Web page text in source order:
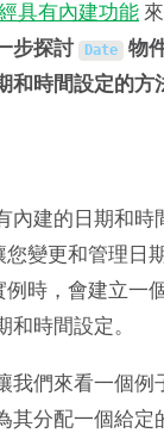
具有內建功能
步探討 Date 物
和時間設定的方
內建的日期和時
變更和管理日
時，會建立一
時間設定。
我們來看一個例
其分配一個給定